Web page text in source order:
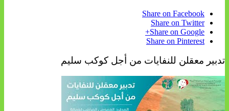
Share on Facebook
Share on Twitter
Share on Google+
Share on Pinterest
تدبير معقلن للنفايات من أجل كوكب سليم